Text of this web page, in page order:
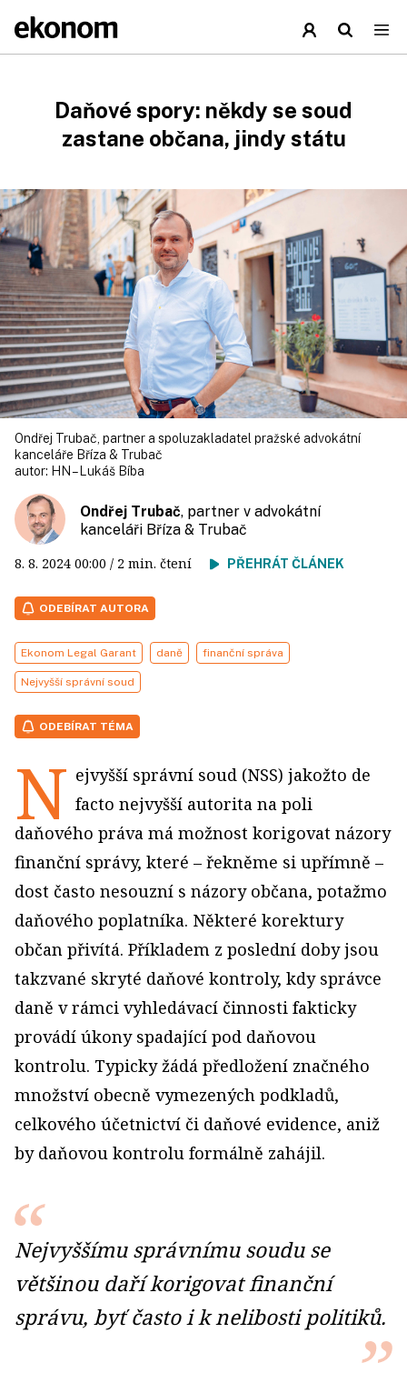
Daňové spory: někdy se soud
zastane občana, jindy státu
Ondřej Trubač, partner a spoluzakladatel pražské advokátní
kanceláře Bříza & Trubač
autor: HN – Lukáš Bíba
Ondřej Trubač, partner v advokátní
kanceláři Bříza & Trubač
8. 8. 2024 00:00 / 2 min. čtení PŘEHRÁT ČLÁNEK
ODEBÍRAT AUTORA
Ekonom Legal Garant daně finanční správa
Nejvyšší správní soud
ODEBÍRAT TÉMA
N ejvyšší správní soud (NSS) jakožto de
facto nejvyšší autorita na poli
daňového práva má možnost korigovat názory
finanční správy, které – řekněme si upřímně –
dost často nesouzní s názory občana, potažmo
daňového poplatníka. Některé korektury
občan přivítá. Příkladem z poslední doby jsou
takzvané skryté daňové kontroly, kdy správce
daně v rámci vyhledávací činnosti fakticky
provádí úkony spadající pod daňovou
kontrolu. Typicky žádá předložení značného
množství obecně vymezených podkladů,
celkového účetnictví či daňové evidence, aniž
by daňovou kontrolu formálně zahájil.
Nejvyššímu správnímu soudu se
většinou daří korigovat finanční
správu, byť často i k nelibosti politiků.